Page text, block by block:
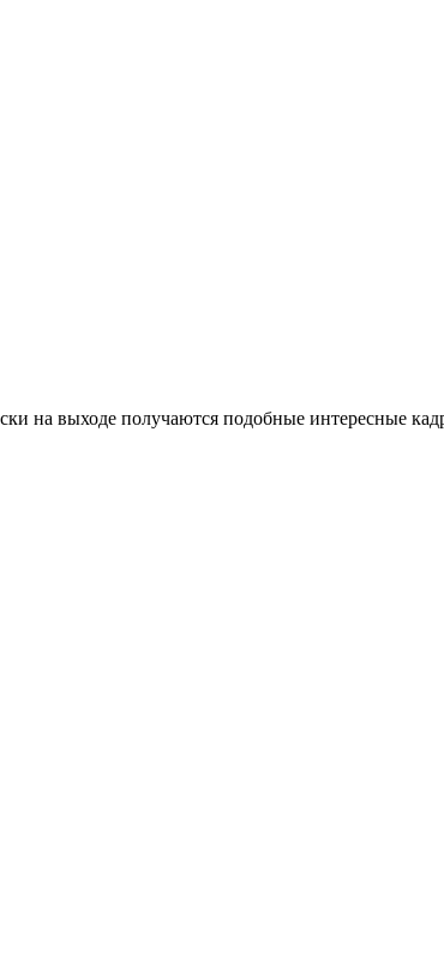
на выходе получаются подобные интересные